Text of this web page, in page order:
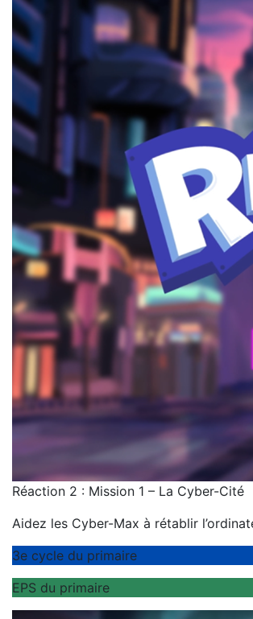
Réaction 2 : Mission 1 – La Cyber-Cité
Aidez les Cyber-Max à rétablir
3e cycle du primaire
EPS du primaire